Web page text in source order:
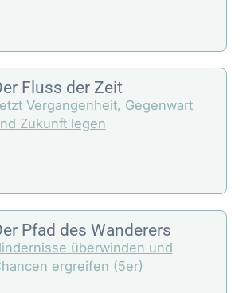
Fluss der Zeit
Vergangenheit, Gegenwart
Zukunft legen
Pfad des Wanderers
überwinden und
ergreifen (5er)